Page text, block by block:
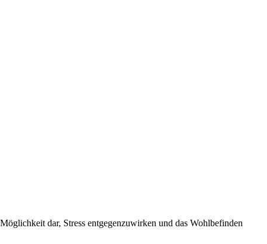
dar, Stress entgegenzuwirken und das Wohlbefinden